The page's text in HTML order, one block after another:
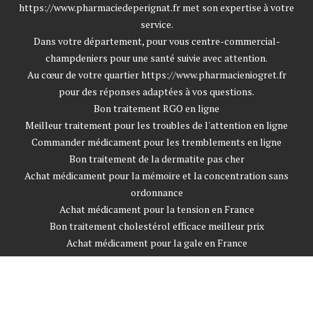
https://www.pharmaciedeperignat.fr met son expertise à votre
service.
Dans votre département, pour vous centre-commercial-
champdeniers pour une santé suivie avec attention.
Au cœur de votre quartierhttps://www.pharmacieniogret.fr
pour des réponses adaptées à vos questions.
Bon traitement RGO en ligne
Meilleur traitement pour les troubles de l'attention en ligne
Commander médicament pour les tremblements en ligne
Bon traitement de la dermatite pas cher
Achat médicament pour la mémoire et la concentration sans
ordonnance
Achat médicament pour la tension en France
Bon traitement cholestérol efficace meilleur prix
Achat médicament pour la gale en France
Bon traitement gale pas cher